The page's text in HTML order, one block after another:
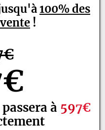
100% des
!
à 597€